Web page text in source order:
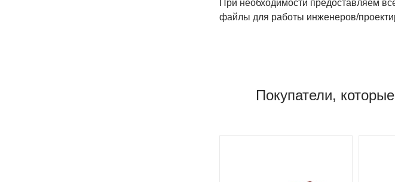
При необходимости предоставляем
файлы для работы инженеров/
Покупатели,